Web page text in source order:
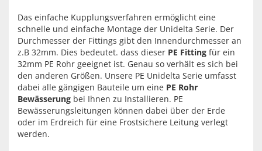
Das einfache Kupplungsverfahren ermöglicht eine
schnelle und einfache Montage der Unidelta Serie. Der
Durchmesser der Fittings gibt den Innendurchmesser an
z.B 32mm. Dies bedeutet. dass dieser PE Fitting für ein
32mm PE Rohr geeignet ist. Genau so verhält es sich bei
den anderen Größen. Unsere PE Unidelta Serie umfasst
dabei alle gängigen Bauteile um eine PE Rohr
Bewässerung bei Ihnen zu Installieren. PE
Bewässerungsleitungen können dabei über der Erde
oder im Erdreich für eine Frostsichere Leitung verlegt
werden.